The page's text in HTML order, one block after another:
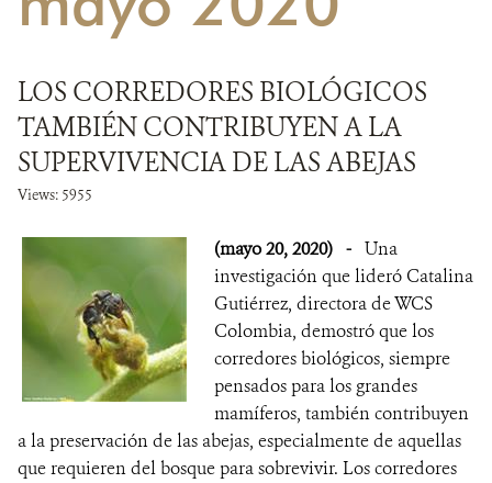
WCS VISUAL
COBERTURA EN MEDIOS DE COMUNICACIÓN
INFORME ANUAL WCS
MECANISMO DE ATENCIÓN DE QUEJAS Y RECLAMOS
DONA
LOS CORREDORES BIOLÓGICOS
TAMBIÉN CONTRIBUYEN A LA
SUPERVIVENCIA DE LAS ABEJAS
Views: 5955
(mayo 20, 2020) - Una
investigación que lideró Catalina
Gutiérrez, directora de WCS
Colombia, demostró que los
corredores biológicos, siempre
pensados para los grandes
mamíferos, también contribuyen
a la preservación de las abejas, especialmente de aquellas
que requieren del bosque para sobrevivir. Los corredores